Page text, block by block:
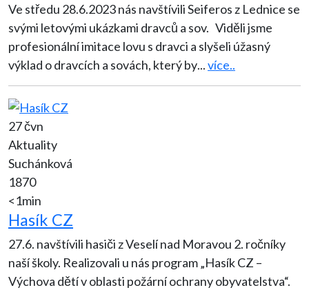
Ve středu 28.6.2023 nás navštívili Seiferos z Lednice se
svými letovými ukázkami dravců a sov. Viděli jsme
profesionální imitace lovu s dravci a slyšeli úžasný
výklad o dravcích a sovách, který by...více..
27 čvn
Aktuality
Suchánková
1870
<1min
Hasík CZ
27.6. navštívili hasiči z Veselí nad Moravou 2. ročníky
naší školy. Realizovali u nás program „Hasík CZ –
Výchova dětí v oblasti požární ochrany obyvatelstva“.